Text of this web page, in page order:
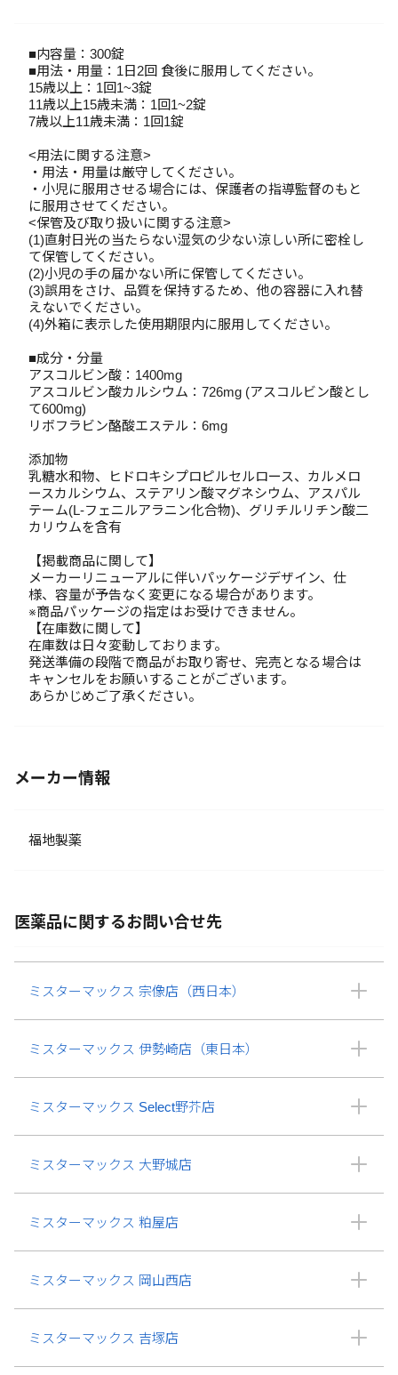
■内容量：300錠
■用法・用量：1日2回 食後に服用してください。
15歳以上：1回1~3錠
11歳以上15歳未満：1回1~2錠
7歳以上11歳未満：1回1錠
<用法に関する注意>
・用法・用量は厳守してください。
・小児に服用させる場合には、保護者の指導監督のもと
に服用させてください。
<保管及び取り扱いに関する注意>
(1)直射日光の当たらない湿気の少ない涼しい所に密栓し
て保管してください。
(2)小児の手の届かない所に保管してください。
(3)誤用をさけ、品質を保持するため、他の容器に入れ替
えないでください。
(4)外箱に表示した使用期限内に服用してください。
■成分・分量
アスコルビン酸：1400mg
アスコルビン酸カルシウム：726mg (アスコルビン酸とし
て600mg)
リボフラビン酪酸エステル：6mg
添加物
乳糖水和物、ヒドロキシプロピルセルロース、カルメロ
ースカルシウム、ステアリン酸マグネシウム、アスパル
テーム(L-フェニルアラニン化合物)、グリチルリチン酸二
カリウムを含有
【掲載商品に関して】
メーカーリニューアルに伴いパッケージデザイン、仕
様、容量が予告なく変更になる場合があります。
※商品パッケージの指定はお受けできません。
【在庫数に関して】
在庫数は日々変動しております。
発送準備の段階で商品がお取り寄せ、完売となる場合は
キャンセルをお願いすることがございます。
あらかじめご了承ください。
メーカー情報
福地製薬
医薬品に関するお問い合せ先
ミスターマックス 宗像店（西日本）
ミスターマックス 伊勢崎店（東日本）
ミスターマックス Select野芥店
ミスターマックス 大野城店
ミスターマックス 粕屋店
ミスターマックス 岡山西店
ミスターマックス 吉塚店